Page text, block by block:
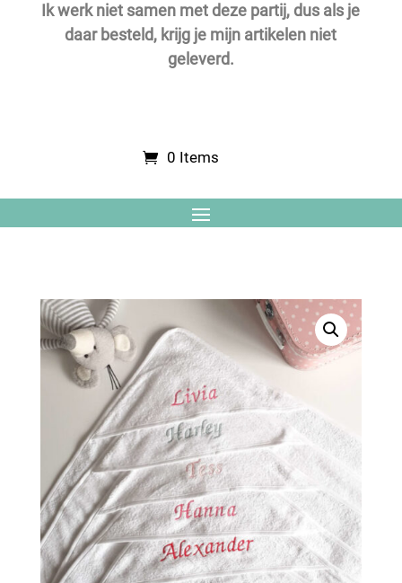
Ik werk niet samen met deze partij, dus als je
daar besteld, krijg je mijn artikelen niet
geleverd.
0 Items